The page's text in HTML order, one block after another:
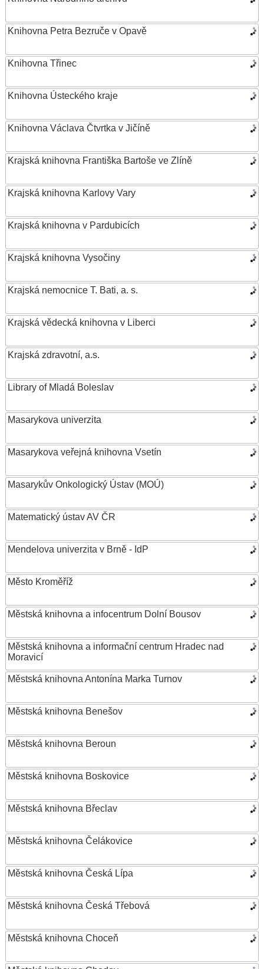
Knihovna Petra Bezruče v Opavě
Knihovna Třinec
Knihovna Ústeckého kraje
Knihovna Václava Čtvrtka v Jičíně
Krajská knihovna Františka Bartoše ve Zlíně
Krajská knihovna Karlovy Vary
Krajská knihovna v Pardubicích
Krajská knihovna Vysočiny
Krajská nemocnice T. Bati, a. s.
Krajská vědecká knihovna v Liberci
Krajská zdravotní, a.s.
Library of Mladá Boleslav
Masarykova univerzita
Masarykova veřejná knihovna Vsetín
Masarykův Onkologický Ústav (MOÚ)
Matematický ústav AV ČR
Mendelova univerzita v Brně - IdP
Město Kroměříž
Městská knihovna a infocentrum Dolní Bousov
Městská knihovna a informační centrum Hradec nad
Moravicí
Městská knihovna Antonína Marka Turnov
Městská knihovna Benešov
Městská knihovna Beroun
Městská knihovna Boskovice
Městská knihovna Břeclav
Městská knihovna Čelákovice
Městská knihovna Česká Lípa
Městská knihovna Česká Třebová
Městská knihovna Choceň